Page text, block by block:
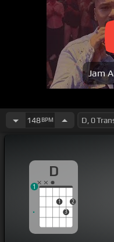
Jam
148BPM
D
1
3
2
1